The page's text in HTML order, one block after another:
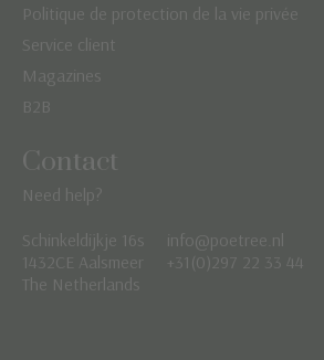
Politique de protection de la vie privée
Service client
Magazines
B2B
Contact
Need help?
Schinkeldijkje 16s
1432CE Aalsmeer
The Netherlands
info@poetree.nl
+31(0)297 22 33 44
Nederlands